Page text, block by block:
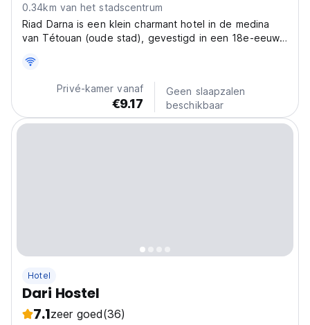
0.34km van het stadscentrum
Riad Darna is een klein charmant hotel in de medina
van Tétouan (oude stad), gevestigd in een 18e-eeuws
Privé-kamer vanaf
€9.17
Geen slaapzalen
beschikbaar
Hotel
Dari Hostel
7.1zeer goed(36)